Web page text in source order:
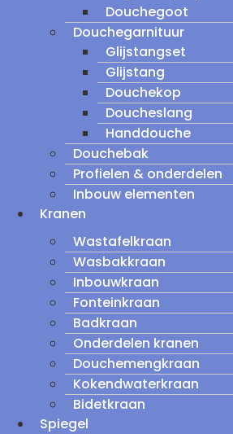
Douchegoot
Douchegarnituur
Glijstangset
Glijstang
Douchekop
Doucheslang
Handdouche
Douchebak
Profielen & onderdelen
Inbouw elementen
Kranen
Wastafelkraan
Wasbakkraan
Inbouwkraan
Fonteinkraan
Badkraan
Onderdelen kranen
Douchemengkraan
Kokendwaterkraan
Bidetkraan
Spiegel